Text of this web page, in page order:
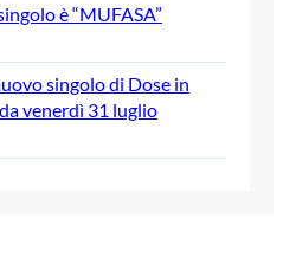
è “MUFASA”
singolo di Dose in
venerdì 31 luglio